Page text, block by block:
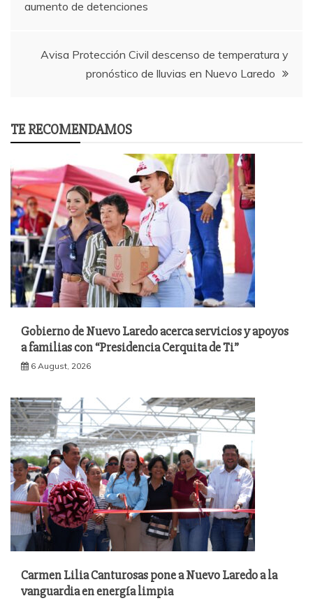
navigation
aumento de detenciones
Avisa Protección Civil descenso de temperatura y
pronóstico de lluvias en Nuevo Laredo
TE RECOMENDAMOS
Gobierno de Nuevo Laredo acerca servicios y apoyos
a familias con “Presidencia Cerquita de Ti”
6 August, 2026
Carmen Lilia Canturosas pone a Nuevo Laredo a la
vanguardia en energía limpia